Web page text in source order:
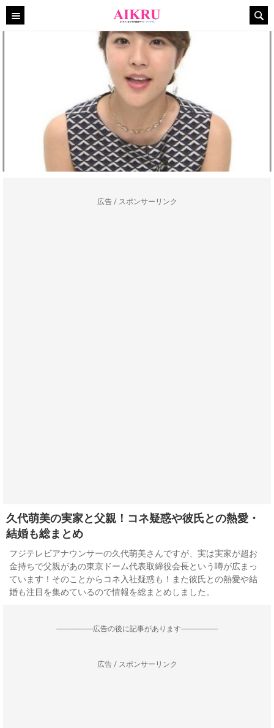
広告 / スポンサーリンク
久代萌美の実家と父親！コネ疑惑や彼氏との熱愛・
結婚も総まとめ
フジテレビアナウンサーの久代萌美さんですが、実は実家が超お
金持ちで父親があの東京ドーム代表取締役会長という噂が広まっ
ています！そのことからコネ入社疑惑も！また彼氏との熱愛や結
婚も注目を集めているので情報を総まとめしました。
--------------------広告の後に記事があります--------------------
広告 / スポンサーリンク